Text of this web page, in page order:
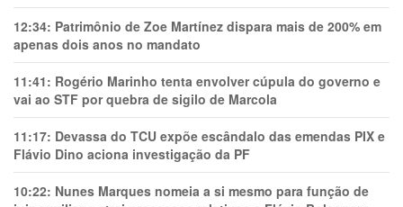
12:34: Patrimônio de Zoe Martínez dispara mais de 200% em
apenas dois anos no mandato
11:41: Rogério Marinho tenta envolver cúpula do governo e
vai ao STF por quebra de sigilo de Marcola
11:17: Devassa do TCU expõe escândalo das emendas PIX e
Flávio Dino aciona investigação da PF
10:22: Nunes Marques nomeia a si mesmo para função de